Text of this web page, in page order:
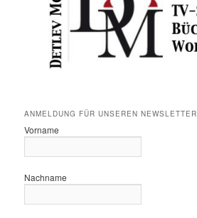
ANMELDUNG FÜR UNSEREN NEWSLETTER
Vorname
Nachname